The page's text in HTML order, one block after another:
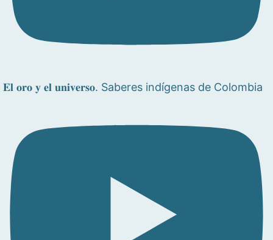
𝐄𝐥 𝐨𝐫𝐨 𝐲 𝐞𝐥 𝐮𝐧𝐢𝐯𝐞𝐫𝐬𝐨. Saberes indígenas de Colombia